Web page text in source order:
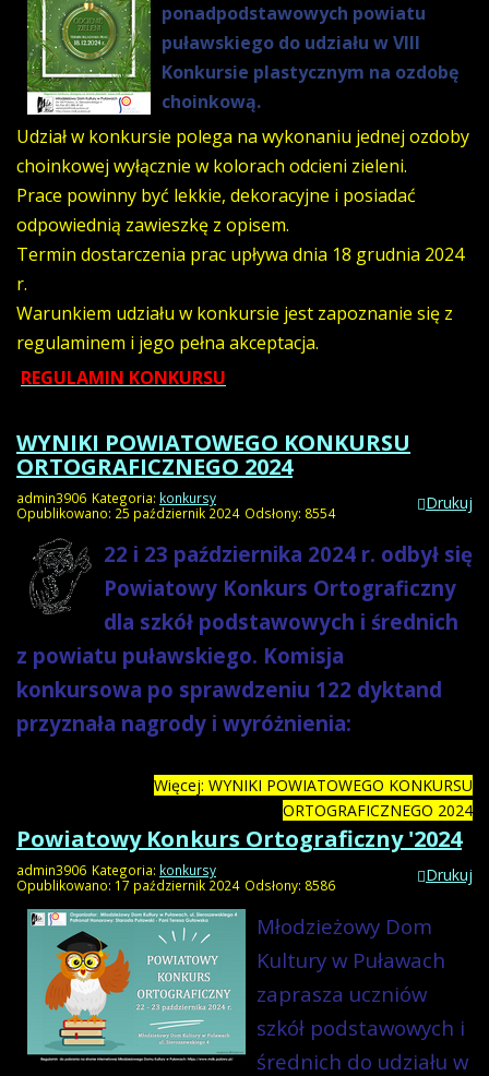
ponadpodstawowych powiatu
puławskiego do udziału w VIII
Konkursie plastycznym na ozdobę
choinkową.
Udział w konkursie polega na wykonaniu jednej ozdoby
choinkowej wyłącznie w kolorach odcieni zieleni.
Prace powinny być lekkie, dekoracyjne i posiadać
odpowiednią zawieszkę z opisem.
Termin dostarczenia prac upływa dnia 18 grudnia 2024
r.
Warunkiem udziału w konkursie jest zapoznanie się z
regulaminem i jego pełna akceptacja.
REGULAMIN KONKURSU
WYNIKI POWIATOWEGO KONKURSU
ORTOGRAFICZNEGO 2024
Drukuj
admin3906 Kategoria: konkursy
Opublikowano: 25 październik 2024 Odsłony: 8554
22 i 23 października 2024 r. odbył się
Powiatowy Konkurs Ortograficzny
dla szkół podstawowych i średnich
z powiatu puławskiego. Komisja
konkursowa po sprawdzeniu 122 dyktand
przyznała nagrody i wyróżnienia:
Więcej: WYNIKI POWIATOWEGO KONKURSU
ORTOGRAFICZNEGO 2024
Powiatowy Konkurs Ortograficzny '2024
Drukuj
admin3906 Kategoria: konkursy
Opublikowano: 17 październik 2024 Odsłony: 8586
Młodzieżowy Dom
Kultury w Puławach
zaprasza uczniów
szkół podstawowych i
średnich do udziału w